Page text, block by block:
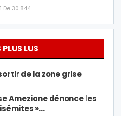
1 De 30 844
PLUS LUS
de la zone grise
Ameziane dénonce les
»…